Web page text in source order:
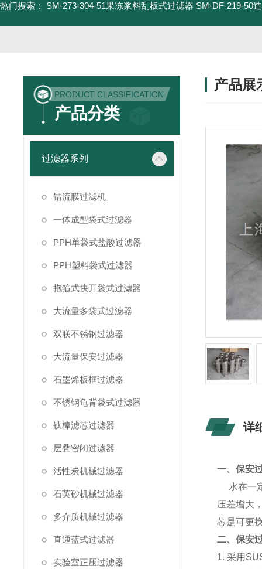
热门搜索： SM-273-304-51果冻浆料刮板式过滤器 SM-DF-219-50
PRODUCT CLASSIFICATION
产品分类
过滤器系列
错流膜过滤机
一体成型袋式过滤器
PPH单袋式盐酸过滤器
PPH塑料袋式过滤器
抱箍式快开袋式过滤器
大流量多袋式过滤器
双联不锈钢过滤器
大流量保安过滤器
石墨烯板框过滤器
不锈钢龟背袋式过滤器
钛棒滤芯过滤器
层叠密闭过滤器
活性炭机械过滤器
石英砂机械过滤器
多介质机械过滤器
直通蓝式过滤器
实验室正压过滤器
产品展
详
一、保安
水在一
压差增大
芯是可更
二、保安
1. 采用